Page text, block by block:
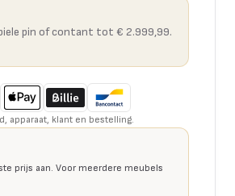
pin of contant tot € 2.999,99.
apparaat, klant en bestelling.
prijs aan. Voor meerdere meubels